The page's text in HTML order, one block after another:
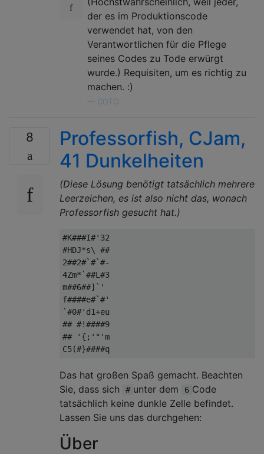
der es im Produktionscode
verwendet hat, von den
Verantwortlichen für die Pflege
seines Codes zu Tode erwürgt
wurde.) Requisiten, um es richtig zu
machen. :)
COTO
8
Professorfish, CJam,
41 Dunkelheiten
(Diese Lösung benötigt tatsächlich mehrere
Leerzeichen, es ist also nicht das, wonach
Professorfish gesucht hat.)
#K###I#'32
#HDJ*s\ ##
2##2#`#`#-
4Zm*`##L#3
m##6##]`'
f####e#`#'
`#0#'d1+eu
## #!####9
## '{;'"'m
Das hat großen Spaß gemacht. Beachten
Sie, dass sich
# unter dem 6 Code
tatsächlich keine dunkle Zelle befindet.
Lassen Sie uns das durchgehen:
Über